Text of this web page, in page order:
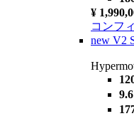
¥
コンフ
new V2